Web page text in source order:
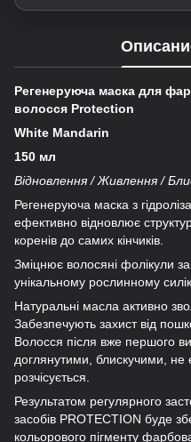
Регенеруюча маска для
волосся Protection
White Mandarin
150 мл
Відновлення / Живлення /
Регенеруюча маска з
ефективно відновлює
коренів до самих кінчиків.
Зміцнює волосяні фолікули
унікальному рослинному
Натуральні масла активно
Забезпечують захист від
Волосся після вже першого
доглянутими, блискучими, не
розчісується.
Результатом регулярного
засобів PROTECTION буде
кольорового пігменту